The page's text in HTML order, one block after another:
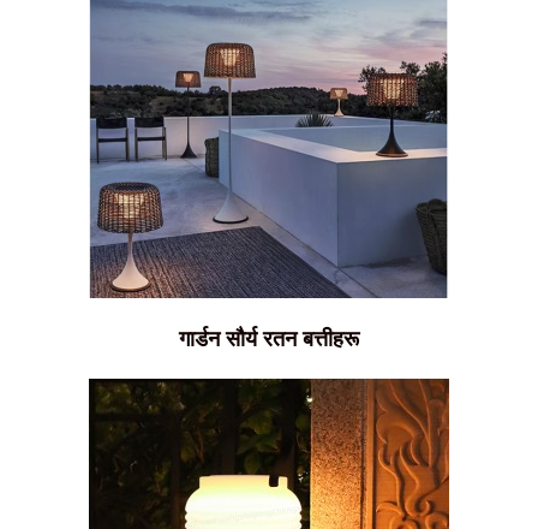
गार्डन सौर्य रतन बत्तीहरू